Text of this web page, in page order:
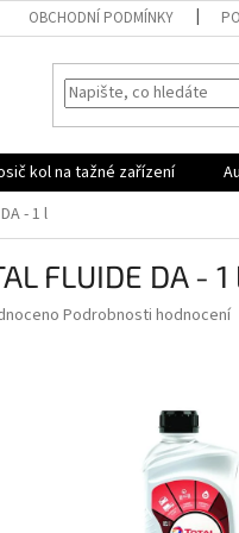
OBCHODNÍ PODMÍNKY
kol na tažné zařízení
- 1 l
FLUIDE DA - 1
Podrobnosti hodnocení